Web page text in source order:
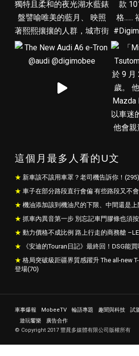
這個月最多人看的U文
新車該不該用車罩？老司機告訴你！(295)
車子在部分路段直行會偏 有些路段又不
機油添加該到機油尺的下限、中間還是上
抓車內異音第一步 別忘記車門膠條也須
動力價格不成比例 路上行走的商務艙
《安迪的Touran日記》最終回！DSG能
格局突破級距疆界質感躍升 The all-new
登場(70)
車事爆報 MobeeTV 輪語專題 趣聞與科技 試
遊玩饗樂
廣告合作
© Copyright 2017 豐晁多媒體有限公司版權所有